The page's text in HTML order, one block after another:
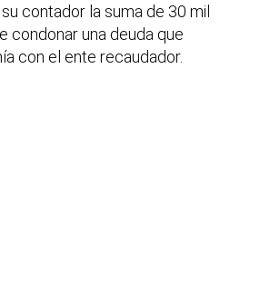
contador la suma de 30 mil
condonar una deuda que
con el ente recaudador.